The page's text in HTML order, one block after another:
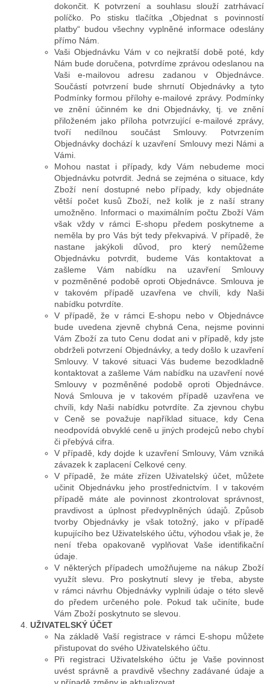
dokončit. K potvrzení a souhlasu slouží zatrhávací
políčko. Po stisku tlačítka „Objednat s povinností
platby“ budou všechny vyplněné informace odeslány
přímo Nám.
Vaši Objednávku Vám v co nejkratší době poté, kdy
Nám bude doručena, potvrdíme zprávou odeslanou na
Vaši e-mailovou adresu zadanou v Objednávce.
Součástí potvrzení bude shrnutí Objednávky a tyto
Podmínky formou přílohy e-mailové zprávy. Podmínky
ve znění účinném ke dni Objednávky, tj. ve znění
přiloženém jako příloha potvrzující e-mailové zprávy,
tvoří nedílnou součást Smlouvy. Potvrzením
Objednávky dochází k uzavření Smlouvy mezi Námi a
Vámi.
Mohou nastat i případy, kdy Vám nebudeme moci
Objednávku potvrdit. Jedná se zejména o situace, kdy
Zboží není dostupné nebo případy, kdy objednáte
větší počet kusů Zboží, než kolik je z naší strany
umožněno. Informaci o maximálním počtu Zboží Vám
však vždy v rámci E-shopu předem poskytneme a
neměla by pro Vás být tedy překvapivá. V případě, že
nastane jakýkoli důvod, pro který nemůžeme
Objednávku potvrdit, budeme Vás kontaktovat a
zašleme Vám nabídku na uzavření Smlouvy
v pozměněné podobě oproti Objednávce. Smlouva je
v takovém případě uzavřena ve chvíli, kdy Naši
nabídku potvrdíte.
V případě, že v rámci E-shopu nebo v Objednávce
bude uvedena zjevně chybná Cena, nejsme povinni
Vám Zboží za tuto Cenu dodat ani v případě, kdy jste
obdrželi potvrzení Objednávky, a tedy došlo k uzavření
Smlouvy. V takové situaci Vás budeme bezodkladně
kontaktovat a zašleme Vám nabídku na uzavření nové
Smlouvy v pozměněné podobě oproti Objednávce.
Nová Smlouva je v takovém případě uzavřena ve
chvíli, kdy Naši nabídku potvrdíte. Za zjevnou chybu
v Ceně se považuje například situace, kdy Cena
neodpovídá obvyklé ceně u jiných prodejců nebo chybí
či přebývá cifra.
V případě, kdy dojde k uzavření Smlouvy, Vám vzniká
závazek k zaplacení Celkové ceny.
V případě, že máte zřízen Uživatelský účet, můžete
učinit Objednávku jeho prostřednictvím. I v takovém
případě máte ale povinnost zkontrolovat správnost,
pravdivost a úplnost předvyplněných údajů. Způsob
tvorby Objednávky je však totožný, jako v případě
kupujícího bez Uživatelského účtu, výhodou však je, že
není třeba opakovaně vyplňovat Vaše identifikační
údaje.
V některých případech umožňujeme na nákup Zboží
využít slevu. Pro poskytnutí slevy je třeba, abyste
v rámci návrhu Objednávky vyplnili údaje o této slevě
do předem určeného pole. Pokud tak učiníte, bude
Vám Zboží poskytnuto se slevou.
UŽIVATELSKÝ ÚČET
Na základě Vaší registrace v rámci E-shopu můžete
přistupovat do svého Uživatelského účtu.
Při registraci Uživatelského účtu je Vaše povinnost
uvést správně a pravdivě všechny zadávané údaje a
v případě změny je aktualizovat.